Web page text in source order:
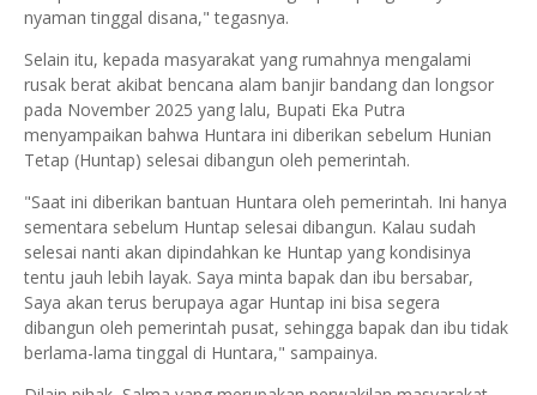
nyaman tinggal disana," tegasnya.
Selain itu, kepada masyarakat yang rumahnya mengalami
rusak berat akibat bencana alam banjir bandang dan longsor
pada November 2025 yang lalu, Bupati Eka Putra
menyampaikan bahwa Huntara ini diberikan sebelum Hunian
Tetap (Huntap) selesai dibangun oleh pemerintah.
"Saat ini diberikan bantuan Huntara oleh pemerintah. Ini hanya
sementara sebelum Huntap selesai dibangun. Kalau sudah
selesai nanti akan dipindahkan ke Huntap yang kondisinya
tentu jauh lebih layak. Saya minta bapak dan ibu bersabar,
Saya akan terus berupaya agar Huntap ini bisa segera
dibangun oleh pemerintah pusat, sehingga bapak dan ibu tidak
berlama-lama tinggal di Huntara," sampainya.